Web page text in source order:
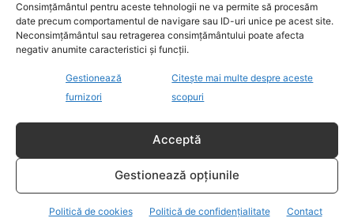
Consimțământul pentru aceste tehnologii ne va permite să procesăm
date precum comportamentul de navigare sau ID-uri unice pe acest site.
Neconsimțământul sau retragerea consimțământului poate afecta
negativ anumite caracteristici și funcții.
Gestionează
furnizori
Citește mai multe despre aceste
scopuri
Acceptă
Gestionează opțiunile
Politică de cookies Politică de confidențialitate Contact